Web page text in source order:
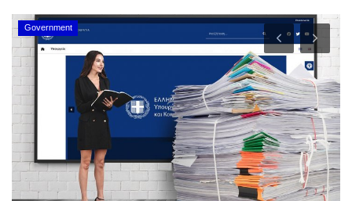
Government